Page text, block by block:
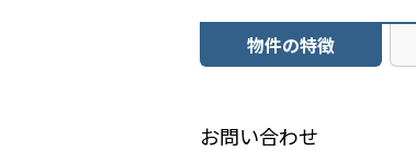
物件の特徴
お問い合わせ